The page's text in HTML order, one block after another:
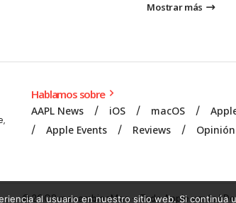
Mostrar más
Hablamos sobre
AAPL News iOS macOS
Apple Events
Reviews Opinión
© 2008 mecambioaMac – Todo Apple y más |
al usuario en nuestro sitio web. Si